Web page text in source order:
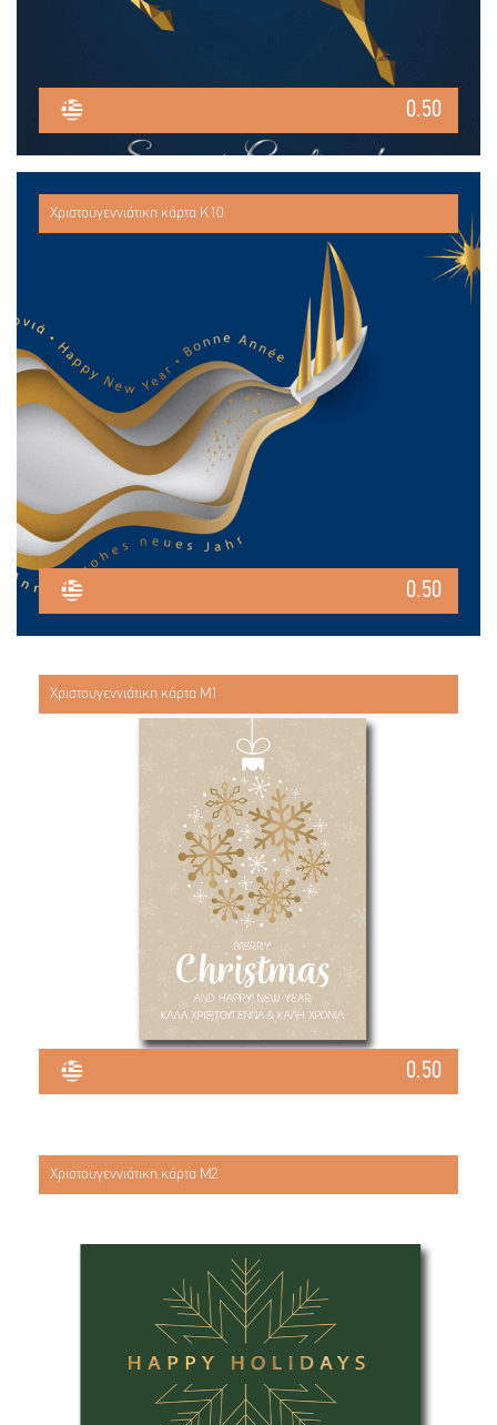
0.50
Χριστουγεννιάτικη κάρτα Κ10
0.50
Χριστουγεννιάτικη κάρτα Μ1
0.50
Χριστουγεννιάτικη κάρτα Μ2